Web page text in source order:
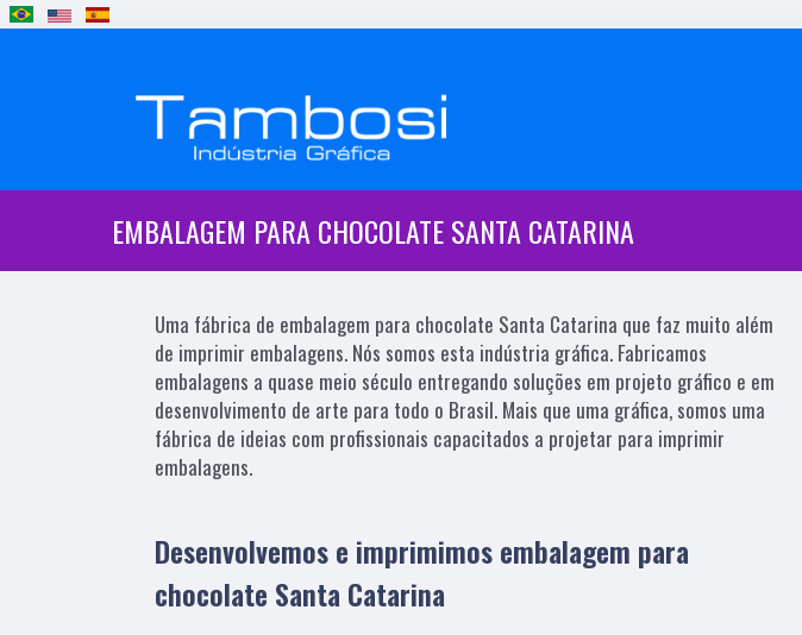
EMBALAGEM PARA CHOCOLATE SANTA CATARINA
Uma fábrica de embalagem para chocolate Santa Catarina que faz muito além
de imprimir embalagens. Nós somos esta indústria gráfica. Fabricamos
embalagens a quase meio século entregando soluções em projeto gráfico e em
desenvolvimento de arte para todo o Brasil. Mais que uma gráfica, somos uma
fábrica de ideias com profissionais capacitados a projetar para imprimir
embalagens.
Desenvolvemos e imprimimos embalagem para
chocolate Santa Catarina